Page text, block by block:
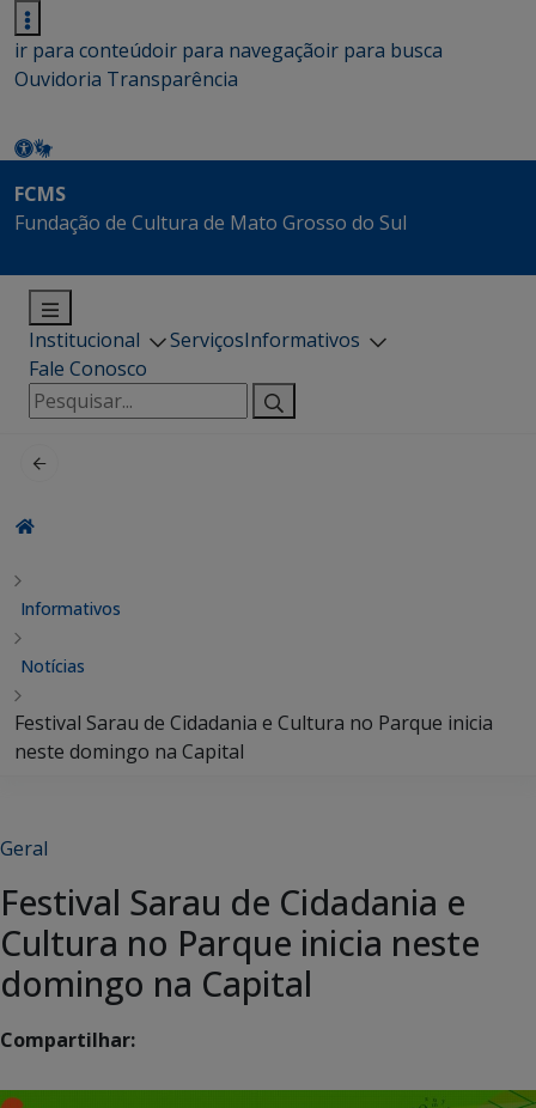
ir para conteúdoir para navegaçãoir para busca
Ouvidoria Transparência
FCMS
Fundação de Cultura de Mato Grosso do Sul
Institucional ServiçosInformativos
Fale Conosco
Pesquisar
por:
Informativos
Notícias
Festival Sarau de Cidadania e Cultura no Parque inicia
neste domingo na Capital
Geral
Festival Sarau de Cidadania e
Cultura no Parque inicia neste
domingo na Capital
Compartilhar: